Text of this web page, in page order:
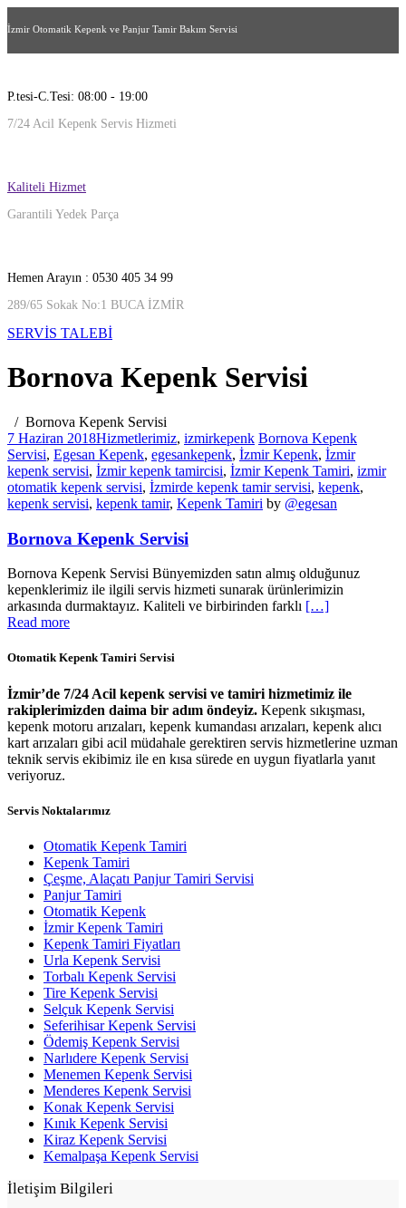
İzmir Otomatik Kepenk ve Panjur Tamir Bakım Servisi
P.tesi-C.Tesi: 08:00 - 19:00
7/24 Acil Kepenk Servis Hizmeti
Kaliteli Hizmet
Garantili Yedek Parça
Hemen Arayın : 0530 405 34 99
289/65 Sokak No:1 BUCA İZMİR
SERVİS TALEBİ
Bornova Kepenk Servisi
Bornova Kepenk Servisi
7 Haziran 2018Hizmetlerimiz, izmirkepenk Bornova Kepenk
Servisi, Egesan Kepenk, egesankepenk, İzmir Kepenk, İzmir
kepenk servisi, İzmir kepenk tamircisi, İzmir Kepenk Tamiri, izmir
otomatik kepenk servisi, İzmirde kepenk tamir servisi, kepenk,
kepenk servisi, kepenk tamir, Kepenk Tamiri by @egesan
Bornova Kepenk Servisi
Bornova Kepenk Servisi Bünyemizden satın almış olduğunuz
kepenklerimiz ile ilgili servis hizmeti sunarak ürünlerimizin
arkasında durmaktayız. Kaliteli ve birbirinden farklı […]
Read more
Otomatik Kepenk Tamiri Servisi
İzmir’de 7/24 Acil kepenk servisi ve tamiri hizmetimiz ile
rakiplerimizden daima bir adım öndeyiz. Kepenk sıkışması,
kepenk motoru arızaları, kepenk kumandası arızaları, kepenk alıcı
kart arızaları gibi acil müdahale gerektiren servis hizmetlerine uzman
teknik servis ekibimiz ile en kısa sürede en uygun fiyatlarla yanıt
veriyoruz.
Servis Noktalarımız
Otomatik Kepenk Tamiri
Kepenk Tamiri
Çeşme, Alaçatı Panjur Tamiri Servisi
Panjur Tamiri
Otomatik Kepenk
İzmir Kepenk Tamiri
Kepenk Tamiri Fiyatları
Urla Kepenk Servisi
Torbalı Kepenk Servisi
Tire Kepenk Servisi
Selçuk Kepenk Servisi
Seferihisar Kepenk Servisi
Ödemiş Kepenk Servisi
Narlıdere Kepenk Servisi
Menemen Kepenk Servisi
Menderes Kepenk Servisi
Konak Kepenk Servisi
Kınık Kepenk Servisi
Kiraz Kepenk Servisi
Kemalpaşa Kepenk Servisi
İletişim Bilgileri